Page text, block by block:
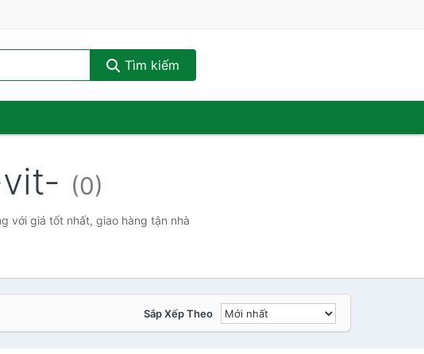
Tìm kiếm
(0)
với giá tốt nhất, giao hàng tận nhà
Sắp Xếp Theo